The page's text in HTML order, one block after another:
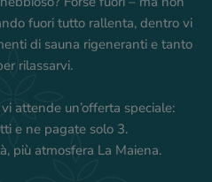
fuori tutto rallenta, dentro vi
di sauna rigeneranti e tanto
rilassarvi.
attende un’offerta speciale:
e ne pagate solo 3.
più atmosfera La Maiena.